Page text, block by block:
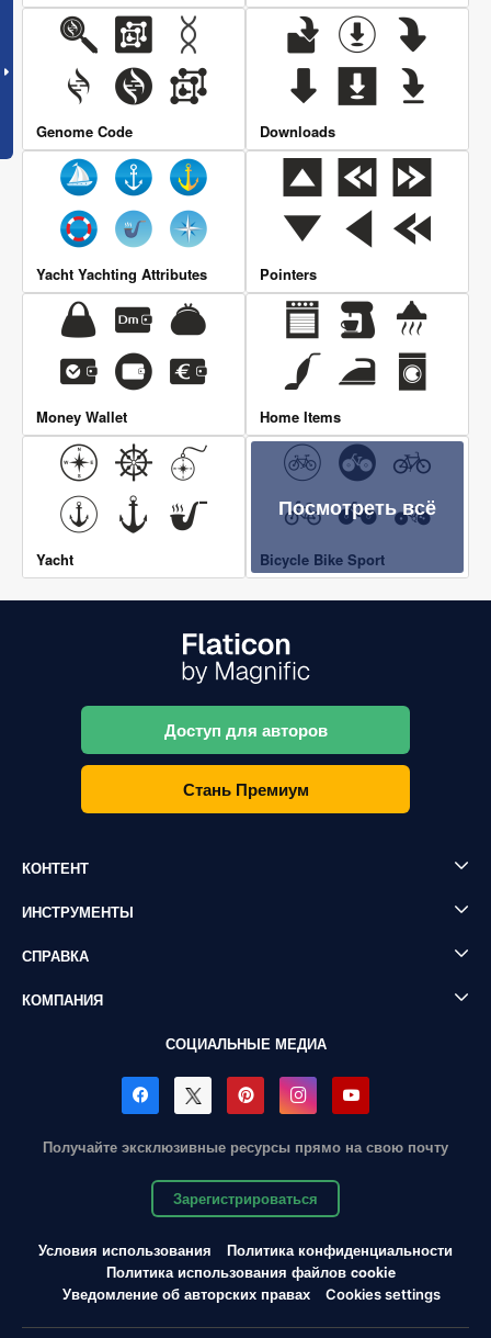
Genome Code Downloads
Yacht Yachting Attributes Pointers
Money Wallet Home Items
Yacht
Посмотреть всё
Bicycle Bike Sport
Доступ для авторов
Стань Премиум
КОНТЕНТ
ИНСТРУМЕНТЫ
СПРАВКА
КОМПАНИЯ
СОЦИАЛЬНЫЕ МЕДИА
Получайте эксклюзивные ресурсы прямо на свою почту
Зарегистрироваться
Условия использования
Политика конфиденциальности
Политика использования файлов cookie
Уведомление об авторских правах
Cookies settings